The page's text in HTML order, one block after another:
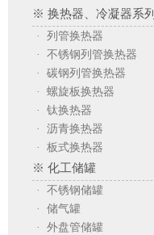
※ 换热器、冷凝器系列
· 列管换热器
· 不锈钢列管换热器
· 碳钢列管换热器
· 螺旋板换热器
· 钛换热器
· 沥青换热器
· 板式换热器
※ 化工储罐
· 不锈钢储罐
· 储气罐
· 外盘管储罐